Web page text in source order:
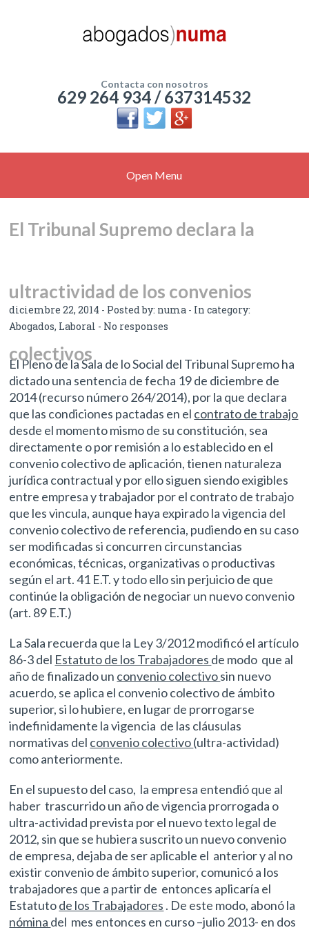
Contacta con nosotros
629 264 934 / 637314532
Open Menu
El Tribunal Supremo declara la
ultractividad de los convenios
colectivos
diciembre 22, 2014 - Posted by: numa - In category:
Abogados, Laboral - No responses
El Pleno de la Sala de lo Social del Tribunal Supremo ha
dictado una sentencia de fecha 19 de diciembre de
2014 (recurso número 264/2014), por la que declara
que las condiciones pactadas en el contrato de trabajo
desde el momento mismo de su constitución, sea
directamente o por remisión a lo establecido en el
convenio colectivo de aplicación, tienen naturaleza
jurídica contractual y por ello siguen siendo exigibles
entre empresa y trabajador por el contrato de trabajo
que les vincula, aunque haya expirado la vigencia del
convenio colectivo de referencia, pudiendo en su caso
ser modificadas si concurren circunstancias
económicas, técnicas, organizativas o productivas
según el art. 41 E.T. y todo ello sin perjuicio de que
continúe la obligación de negociar un nuevo convenio
(art. 89 E.T.)
La Sala recuerda que la Ley 3/2012 modificó el artículo
86-3 del Estatuto de los Trabajadores de modo que al
año de finalizado un convenio colectivosin nuevo
acuerdo, se aplica el convenio colectivo de ámbito
superior, si lo hubiere, en lugar de prorrogarse
indefinidamente la vigencia de las cláusulas
normativas del convenio colectivo(ultra-actividad)
como anteriormente.
En el supuesto del caso, la empresa entendió que al
haber trascurrido un año de vigencia prorrogada o
ultra-actividad prevista por el nuevo texto legal de
2012, sin que se hubiera suscrito un nuevo convenio
de empresa, dejaba de ser aplicable el anterior y al no
existir convenio de ámbito superior, comunicó a los
trabajadores que a partir de entonces aplicaría el
Estatutode los Trabajadores . De este modo, abonó la
nómina del mes entonces en curso –julio 2013- en dos